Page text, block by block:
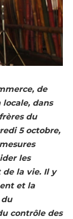
de
dans
du
5 octobre,
les
de la vie. Il y
et la
contrôle des